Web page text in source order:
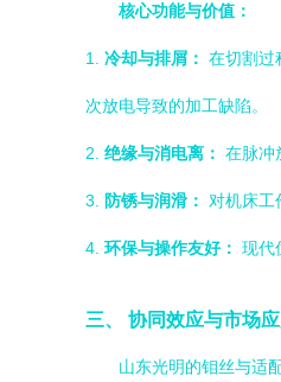
核心功能与价值：
1. 冷却与排屑： 在切割过
次放电导致的加工缺陷。
2. 绝缘与消电离： 在脉冲
3. 防锈与润滑： 对机床工
4. 环保与操作友好： 现代
三、 协同效应与市场应
山东光明的钼丝与适